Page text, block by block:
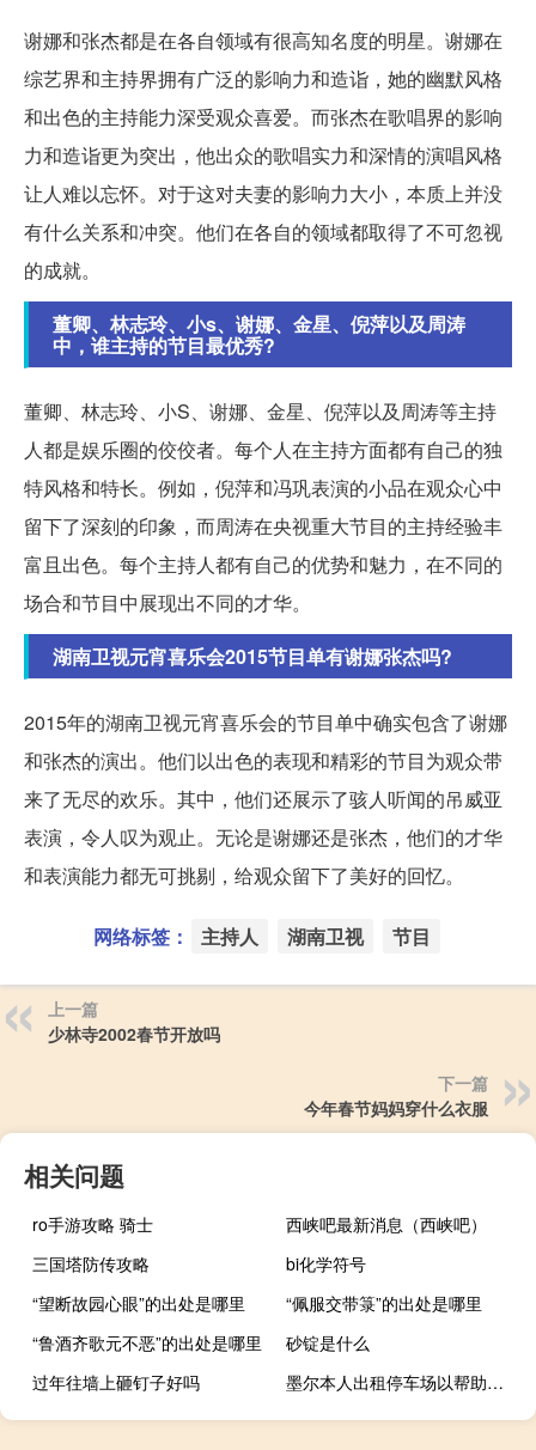
谢娜和张杰都是在各自领域有很高知名度的明星。谢娜在
综艺界和主持界拥有广泛的影响力和造诣，她的幽默风格
和出色的主持能力深受观众喜爱。而张杰在歌唱界的影响
力和造诣更为突出，他出众的歌唱实力和深情的演唱风格
让人难以忘怀。对于这对夫妻的影响力大小，本质上并没
有什么关系和冲突。他们在各自的领域都取得了不可忽视
的成就。
董卿、林志玲、小s、谢娜、金星、倪萍以及周涛
中，谁主持的节目最优秀?
董卿、林志玲、小S、谢娜、金星、倪萍以及周涛等主持
人都是娱乐圈的佼佼者。每个人在主持方面都有自己的独
特风格和特长。例如，倪萍和冯巩表演的小品在观众心中
留下了深刻的印象，而周涛在央视重大节目的主持经验丰
富且出色。每个主持人都有自己的优势和魅力，在不同的
场合和节目中展现出不同的才华。
湖南卫视元宵喜乐会2015节目单有谢娜张杰吗?
2015年的湖南卫视元宵喜乐会的节目单中确实包含了谢娜
和张杰的演出。他们以出色的表现和精彩的节目为观众带
来了无尽的欢乐。其中，他们还展示了骇人听闻的吊威亚
表演，令人叹为观止。无论是谢娜还是张杰，他们的才华
和表演能力都无可挑剔，给观众留下了美好的回忆。
网络标签： 主持人 湖南卫视 节目
上一篇
少林寺2002春节开放吗
下一篇
今年春节妈妈穿什么衣服
相关问题
ro手游攻略 骑士
西峡吧最新消息（西峡吧）
三国塔防传攻略
bi化学符号
“望断故园心眼”的出处是哪里
“佩服交带箓”的出处是哪里
“鲁酒齐歌元不恶”的出处是哪里
砂锭是什么
过年往墙上砸钉子好吗
墨尔本人出租停车场以帮助存钱或偿还抵押贷款